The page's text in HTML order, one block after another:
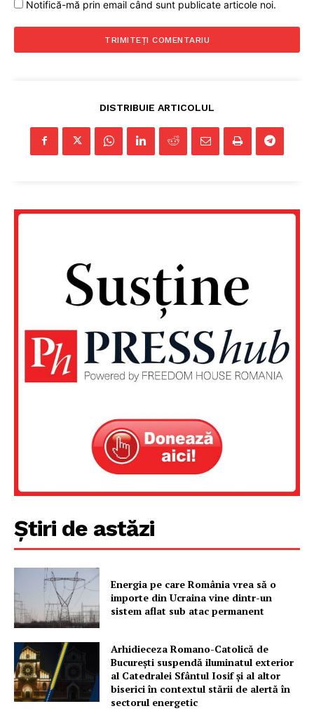
Un proiect
FREEDOM HOUSE ROMÂNIA
PRESShub
Despre noi / Echipa
Proiecte editoriale
Rețea
Notifică-mă prin email când sunt publicate articole noi.
DISTRIBUIE ARTICOLUL
Știri de astăzi
Energia pe care România vrea să o
importe din Ucraina vine dintr-un
sistem aflat sub atac permanent
Arhidieceza Romano-Catolică de
București suspendă iluminatul exterior
al Catedralei Sfântul Iosif și al altor
biserici în contextul stării de alertă în
sectorul energetic